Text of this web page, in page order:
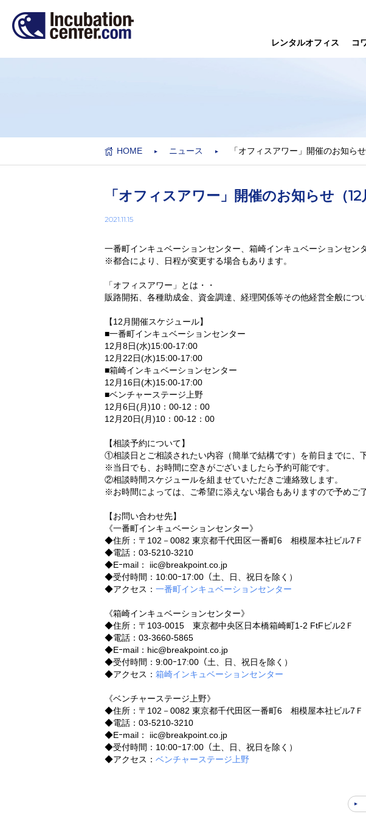
レンタルオフィス コ
HOME ニュース 「オフィスアワー」開催のお知らせ
「オフィスアワー」開催のお知らせ（12
2021.11.15
一番町インキュベーションセンター、箱崎インキュベーションセン
※都合により、日程が変更する場合もあります。
「オフィスアワー」とは・・
販路開拓、各種助成金、資金調達、経理関係等その他経営全般につ
【12月開催スケジュール】
■一番町インキュベーションセンター
12月8日(水)15:00-17:00
12月22日(水)15:00-17:00
■箱崎インキュベーションセンター
12月16日(木)15:00-17:00
■ベンチャーステージ上野
12月6日(月)10：00-12：00
12月20日(月)10：00-12：00
【相談予約について】
①相談日とご相談されたい内容（簡単で結構です）を前日までに、
※当日でも、お時間に空きがございましたら予約可能です。
②相談時間スケジュールを組ませていただきご連絡致します。
※お時間によっては、ご希望に添えない場合もありますので予めご
【お問い合わせ先】
《一番町インキュベーションセンター》
◆住所：〒102－0082 東京都千代田区一番町6 相模屋本社ビル7Ｆ
◆電話：03-5210-3210
◆Eｰmail： iic@breakpoint.co.jp
◆受付時間：10:00ｰ17:00（土、日、祝日を除く）
◆アクセス： 一番町インキュベーションセンター
《箱崎インキュベーションセンター》
◆住所：〒103-0015 東京都中央区日本橋箱崎町1-2 FtFビル2Ｆ
◆電話：03-3660-5865
◆Eｰmail：hic@breakpoint.co.jp
◆受付時間：9:00ｰ17:00（土、日、祝日を除く）
◆アクセス： 箱崎インキュベーションセンター
《ベンチャーステージ上野》
◆住所：〒102－0082 東京都千代田区一番町6 相模屋本社ビル7Ｆ
◆電話：03-5210-3210
◆Eｰmail： iic@breakpoint.co.jp
◆受付時間：10:00ｰ17:00（土、日、祝日を除く）
◆アクセス： ベンチャーステージ上野